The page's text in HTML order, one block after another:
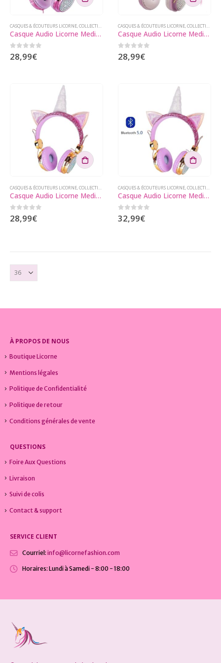
CASQUES & ÉCOUTEURS LICORNE,COLLECTIONS LICORNE ,GADGETS LICORNE
Casque Audio Licorne Media Roza
0sur 5
28,99€
CASQUES & ÉCOUTEURS LICORNE,COLLECTIONS LICORNE
Casque Audio Licorne Media Mimie
0sur 5
28,99€
CASQUES & ÉCOUTEURS LICORNE,COLLECTIONS LICORNE ,GADGETS LICORNE
Casque Audio Licorne Media Doré
0sur 5
28,99€
CASQUES & ÉCOUTEURS LICORNE,COLLECTIONS LICORNE
Casque Audio Licorne Media Bluetooth
0 sur 5
32,99€
À PROPOS DE NOUS
Boutique Licorne
Mentions légales
Politique de Confidentialité
Politique de retour
Conditions générales de vente
QUESTIONS
Foire Aux Questions
Livraison
Suivi de colis
Contact & support
SERVICE CLIENT
Courriel: info@licornefashion.com
Horaires: Lundi à Samedi - 8:00 - 18:00